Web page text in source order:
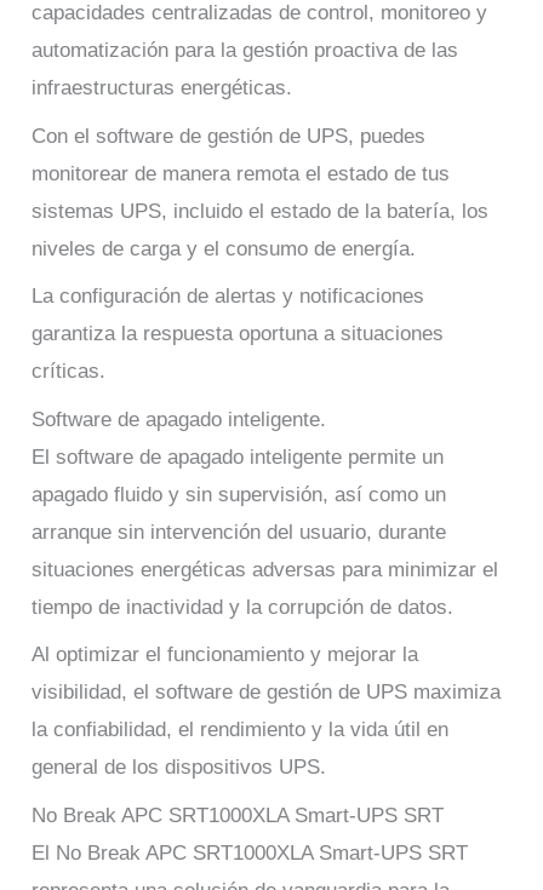
capacidades centralizadas de control, monitoreo y
automatización para la gestión proactiva de las
infraestructuras energéticas.
Con el software de gestión de UPS, puedes
monitorear de manera remota el estado de tus
sistemas UPS, incluido el estado de la batería, los
niveles de carga y el consumo de energía.
La configuración de alertas y notificaciones
garantiza la respuesta oportuna a situaciones
críticas.
Software de apagado inteligente.
El software de apagado inteligente permite un
apagado fluido y sin supervisión, así como un
arranque sin intervención del usuario, durante
situaciones energéticas adversas para minimizar el
tiempo de inactividad y la corrupción de datos.
Al optimizar el funcionamiento y mejorar la
visibilidad, el software de gestión de UPS maximiza
la confiabilidad, el rendimiento y la vida útil en
general de los dispositivos UPS.
No Break APC SRT1000XLA Smart-UPS SRT
El No Break APC SRT1000XLA Smart-UPS SRT